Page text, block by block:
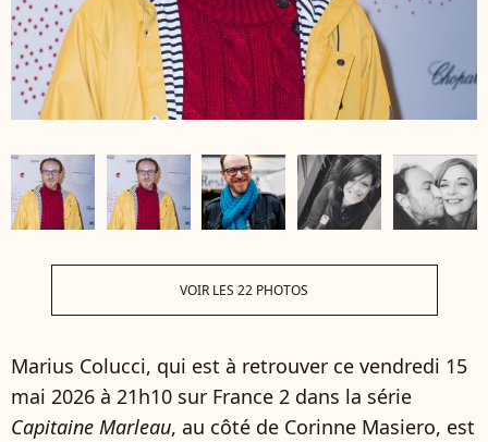
VOIR LES 22 PHOTOS
Marius Colucci, qui est à retrouver ce vendredi 15
mai 2026 à 21h10 sur France 2 dans la série
Capitaine Marleau, au côté de Corinne Masiero, est